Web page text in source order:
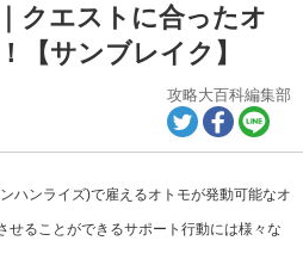
クエストに合ったオ
【サンブレイク】
攻略大百科編集部
ハンライズ)で雇えるオトモが発動可能なオ
せることができるサポート行動には様々な